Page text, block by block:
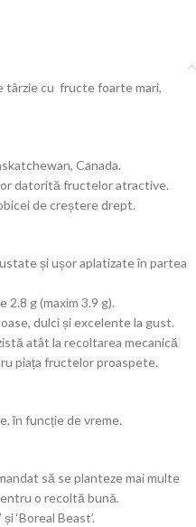
târzie cu fructe foarte mari,
Canada.
datorită fructelor atractive.
de creștere drept.
și ușor aplatizate în partea
g (maxim 3.9 g).
dulci și excelente la gust.
atât la recoltarea mecanică
piața fructelor proaspete.
în funcție de vreme.
să se planteze mai multe
o recoltă bună.
‘Boreal Beast’.